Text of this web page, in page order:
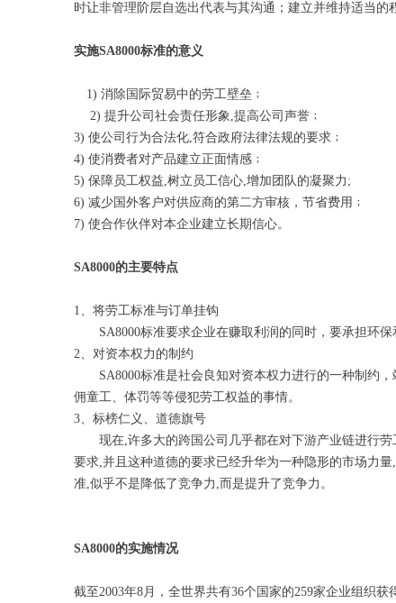
时让非管理阶层自选出代表与其沟通；建立并维持适当的
实施SA8000标准的意义
1) 消除国际贸易中的劳工壁垒﹔
2) 提升公司社会责任形象,提高公司声誉﹔
3) 使公司行为合法化,符合政府法律法规的要求﹔
4) 使消费者对产品建立正面情感﹔
5) 保障员工权益,树立员工信心,增加团队的凝聚力;
6) 减少国外客户对供应商的第二方审核，节省费用﹔
7) 使合作伙伴对本企业建立长期信心。
SA8000的主要特点
1、将劳工标准与订单挂钩
SA8000标准要求企业在赚取利润的同时，要承担环保
2、对资本权力的制约
SA8000标准是社会良知对资本权力进行的一种制约，
佣童工、体罚等等侵犯劳工权益的事情。
3、标榜仁义、道德旗号
现在,许多大的跨国公司几乎都在对下游产业链进行劳
要求,并且这种道德的要求已经升华为一种隐形的市场力
准,似乎不是降低了竞争力,而是提升了竞争力。
SA8000的实施情况
截至2003年8月，全世界共有36个国家的259家企业组织